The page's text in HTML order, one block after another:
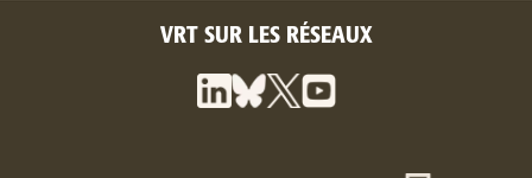
VRT SUR LES RÉSEAUX